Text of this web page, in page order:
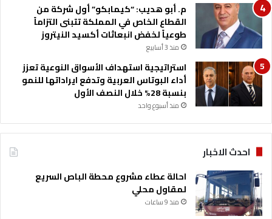
م. أبو هديب: “كيمابكو” أول شركة من
القطاع الخاص في المملكة تتبنى التزاماً
طوعياً لخفض انبعاثات أكسيد النيتروز
منذ 3 أسابيع
استراتيجية استهداف الأسواق النوعية تعزز
أداء البوتاس العربية وتدفع ايراداتها للنمو
بنسبة 28% خلال النصف الأول
منذ أسبوع واحد
احدث الاخبار
احالة عطاء مشروع محطة الباص السريع
لمقاول محلي
منذ 9 ساعات